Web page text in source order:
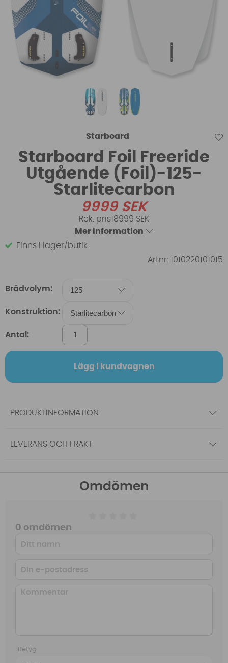
Starboard
Starboard Foil Freeride
Utgående (Foil)-125-
Starlitecarbon
9999SEK
18999 SEK
Mer information
Finns i lager/butik
Artnr: 1010220101015
Brädvolym:
Konstruktion:
Antal:
Lägg i kundvagnen
PRODUKTINFORMATION
LEVERANS OCH FRAKT
Omdömen
0 omdömen
Betyg